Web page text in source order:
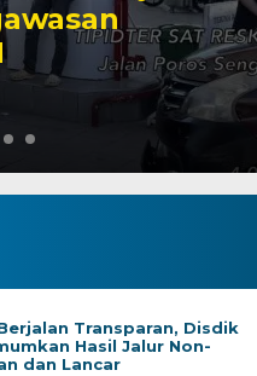
HUT
Transparan, Disdik
Hasil Jalur Non-
dan Lancar